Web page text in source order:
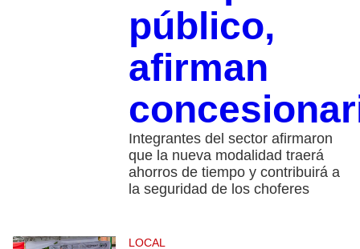
público,
afirman
Integrantes del sector afirmaron
que la nueva modalidad traerá
ahorros de tiempo y contribuirá a
la seguridad de los choferes
LOCAL